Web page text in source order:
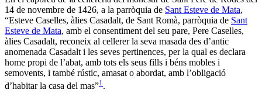
14 de novembre de 1426, a la parròquia de Sant Esteve de Mata,
“Esteve Caselles, àlies Casadalt, de Sant Romà, parròquia de Sant
Esteve de Mata, amb el consentiment del seu pare, Pere Caselles,
àlies Casadalt, reconeix al cellerer la seva masada des d’antic
anomenada Casadalt i les seves pertinences, per la qual es declara
home propi de l’abat, amb tots els seus fills i béns mobles i
semovents, i també rústic, amasat o abordat, amb l’obligació
d’habitar la casa del mas”1 .